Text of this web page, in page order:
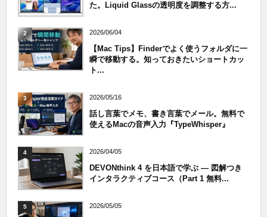
た。Liquid Glassの透明度を調整する方...
2 2026/06/04
【Mac Tips】Finderでよく使うフォルダに一
瞬で移動する。知っておきたいショートカッ
ト...
3 2026/05/16
話し言葉でメモ、書き言葉でメール。無料で
使えるMacの音声入力『TypeWhisper』
4 2026/04/05
DEVONthink 4 を日本語で学ぶ — 図解つき
インタラクティブコース（Part 1 無料...
5 2026/05/05